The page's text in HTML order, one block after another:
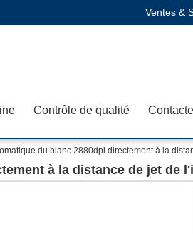
Ventes &
Contrôle de qualité
du blanc 2880dpi directement à la
à la distance de jet de